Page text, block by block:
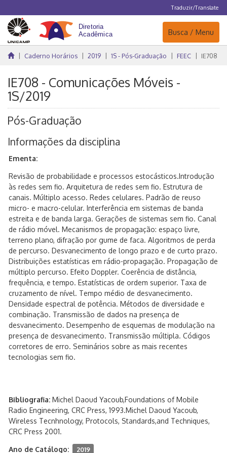
Traduzir/Translate
Navegação
Busca / Menu
Caderno Horários 2019 1S - Pós-Graduação FEEC IE708
IE708 - Comunicações Móveis -
1S/2019
Pós-Graduação
Informações da disciplina
Ementa:
Revisão de probabilidade e processos estocásticos.Introdução
às redes sem fio. Arquitetura de redes sem fio. Estrutura de
canais. Múltiplo acesso. Redes celulares. Padrão de reuso
micro- e macro-celular. Interferência em sistemas de banda
estreita e de banda larga. Gerações de sistemas sem fio. Canal
de rádio móvel. Mecanismos de propagação: espaço livre,
terreno plano, difração por gume de faca. Algoritmos de perda
de percurso. Desvanecimento de longo prazo e de curto prazo.
Distribuições estatísticas em rádio-propagação. Propagação de
múltiplo percurso. Efeito Doppler. Coerência de distância,
frequência, e tempo. Estatísticas de ordem superior. Taxa de
cruzamento de nível. Tempo médio de desvanecimento.
Densidade espectral de potência. Métodos de diversidade e
combinação. Transmissão de dados na presença de
desvanecimento. Desempenho de esquemas de modulação na
presença de desvanecimento. Transmissão múltipla. Códigos
corretores de erro. Seminários sobre as mais recentes
tecnologias sem fio.
Bibliografia: Michel Daoud Yacoub,Foundations of Mobile
Radio Engineering, CRC Press, 1993.Michel Daoud Yacoub,
Wireless Tecnhnology, Protocols, Standards,and Techniques,
CRC Press 2001.
Ano de Catálogo: 2019